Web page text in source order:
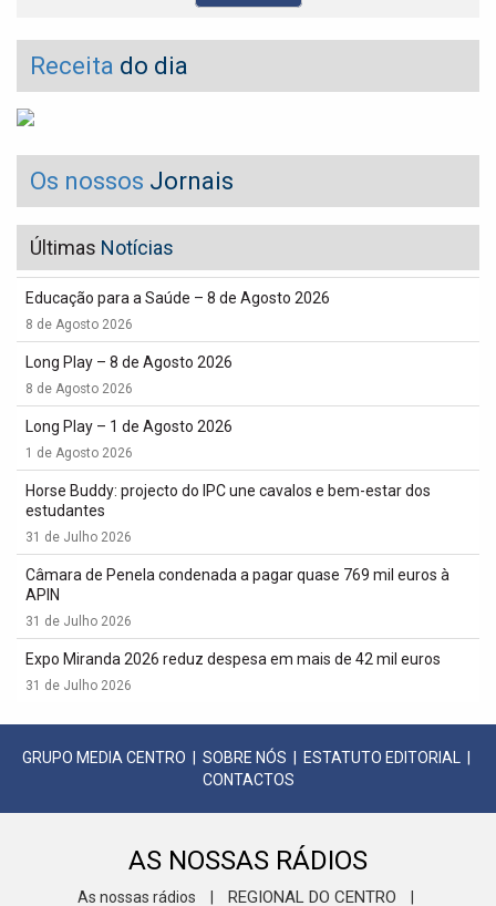
Receita do dia
Os nossos Jornais
Últimas Notícias
Educação para a Saúde – 8 de Agosto 2026
8 de Agosto 2026
Long Play – 8 de Agosto 2026
8 de Agosto 2026
Long Play – 1 de Agosto 2026
1 de Agosto 2026
Horse Buddy: projecto do IPC une cavalos e bem-estar dos
estudantes
31 de Julho 2026
Câmara de Penela condenada a pagar quase 769 mil euros à
APIN
31 de Julho 2026
Expo Miranda 2026 reduz despesa em mais de 42 mil euros
31 de Julho 2026
GRUPO MEDIA CENTRO SOBRE NÓS ESTATUTO EDITORIAL
CONTACTOS
AS NOSSAS RÁDIOS
As nossas rádios REGIONAL DO CENTRO